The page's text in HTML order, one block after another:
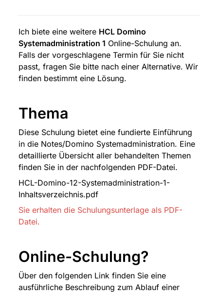
Ich biete eine weitere HCL Domino
Systemadministration 1 Online-Schulung an.
Falls der vorgeschlagene Termin für Sie nicht
passt, fragen Sie bitte nach einer Alternative. Wir
finden bestimmt eine Lösung.
Thema
Diese Schulung bietet eine fundierte Einführung
in die Notes/Domino Systemadministration. Eine
detaillierte Übersicht aller behandelten Themen
finden Sie in der nachfolgenden PDF-Datei.
HCL-Domino-12-Systemadministration-1-
Inhaltsverzeichnis.pdf
Sie erhalten die Schulungsunterlage als PDF-
Datei.
Online-Schulung?
Über den folgenden Link finden Sie eine
ausführliche Beschreibung zum Ablauf einer